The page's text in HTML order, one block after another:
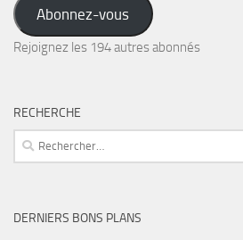
e-
mail
Abonnez-vous
Rejoignez les 194 autres abonnés
RECHERCHE
Rechercher :
DERNIERS BONS PLANS